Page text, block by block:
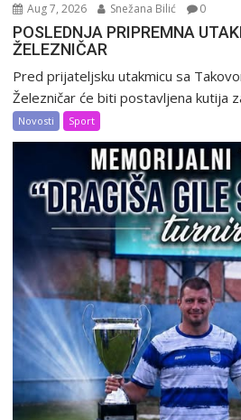
Aug 7, 2026 Snežana Bilić 0
POSLEDNJA PRIPREMNA
ŽELEZNIČAR
Pred prijateljsku utakmicu sa
Železničar će biti postavljena kutija
Novosti Sport